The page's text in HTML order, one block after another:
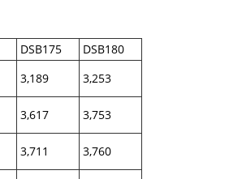
DSB175 DSB180
3,189
3,253
3,617
3,753
3,711 3,760